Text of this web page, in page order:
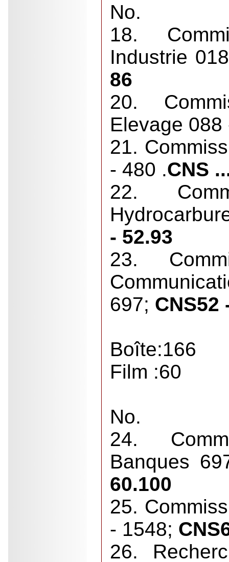
No.
18.
Industrie
86
20.
Elevage
21.
- 480 .CNS
22.
- 52.93
23.
697; CNS52
Boîte:166
Film :60
No.
24.
Banques
60.100
25.
- 1548;
26.